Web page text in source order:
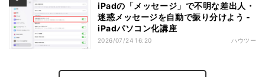
iPadの「メッセージ」で不明な差出人・
迷惑メッセージを自動で振り分けよう -
iPadパソコン化講座
2026/07/24 16:20 ハウツー